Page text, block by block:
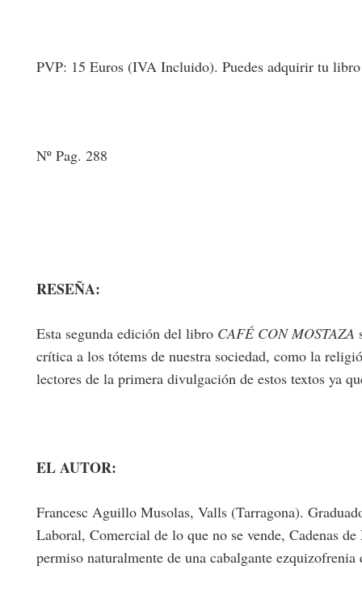
PVP: 15 Euros (IVA Incluido). Puedes adquirir tu
Nº Pag. 288
RESEÑA:
Esta segunda edición del libro CAFÉ CON MOSTAZA
crítica a los tótems de nuestra sociedad, como la
lectores de la primera divulgación de estos textos ya
EL AUTOR:
Francesc Aguillo Musolas, Valls (Tarragona).
Laboral, Comercial de lo que no se vende, Cadenas
permiso naturalmente de una cabalgante